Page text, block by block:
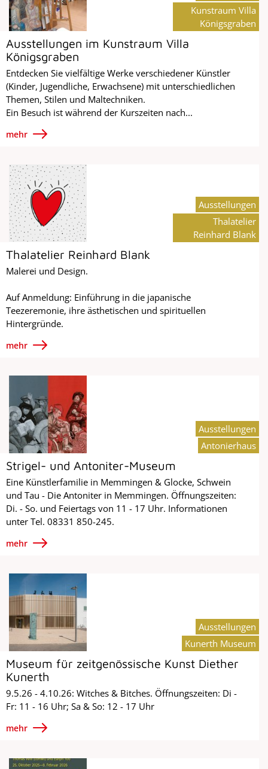
Ausstellungen im Kunstraum Villa
Königsgraben
Entdecken Sie vielfältige Werke verschiedener Künstler
(Kinder, Jugendliche, Erwachsene) mit unterschiedlichen
Themen, Stilen und Maltechniken.
Ein Besuch ist während der Kurszeiten nach...
mehr
Kunstraum Villa
Königsgraben
Thalatelier Reinhard Blank
Malerei und Design.
Auf Anmeldung: Einführung in die japanische
Teezeremonie, ihre ästhetischen und spirituellen
Hintergründe.
mehr
Ausstellungen
Thalatelier
Reinhard Blank
Strigel- und Antoniter-Museum
Eine Künstlerfamilie in Memmingen & Glocke, Schwein
und Tau - Die Antoniter in Memmingen. Öffnungszeiten:
Di. - So. und Feiertags von 11 - 17 Uhr. Informationen
unter Tel. 08331 850-245.
mehr
Ausstellungen
Antonierhaus
Museum für zeitgenössische Kunst Diether
Kunerth
9.5.26 - 4.10.26: Witches & Bitches. Öffnungszeiten: Di -
Fr: 11 - 16 Uhr; Sa & So: 12 - 17 Uhr
mehr
Ausstellungen
Kunerth Museum